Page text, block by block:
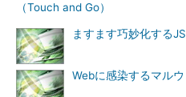
（Touch and Go）
ますます巧妙化する
Webに感染するマル